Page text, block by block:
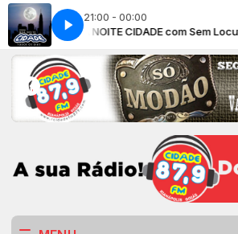
21:00 - 00:00
BOA NOITE CIDADE com Sem Locutor